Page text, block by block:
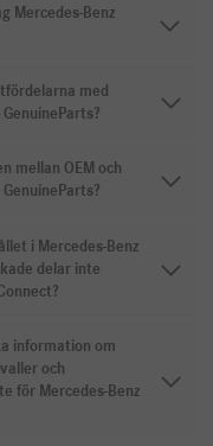
Mercedes-Benz
med
GenuineParts?
mellan OEM och
GenuineParts?
i Mercedes-Benz
delar inte
information om
och
för Mercedes-Benz